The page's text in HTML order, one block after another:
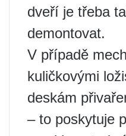
dveří je třeba
demontovat.
V případě
kuličkovými
deskám
– to poskytuje